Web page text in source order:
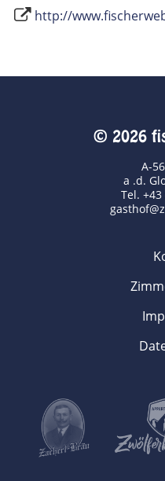
http://
© 2026
A-
a .d.
Tel. +43